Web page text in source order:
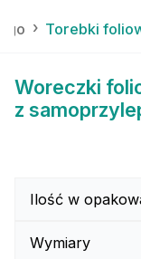
Torebki
Woreczki
z